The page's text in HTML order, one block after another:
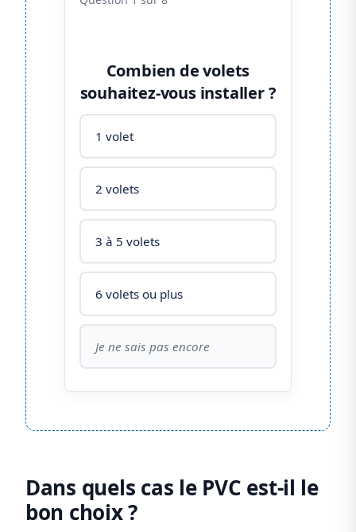
Combien de volets
souhaitez-vous installer ?
1 volet
2 volets
3 à 5 volets
6 volets ou plus
Je ne sais pas encore
Dans quels cas le PVC est-il le
bon choix ?